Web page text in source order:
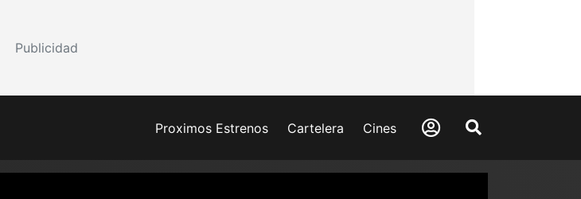
Publicidad
Proximos Estrenos Cartelera Cines